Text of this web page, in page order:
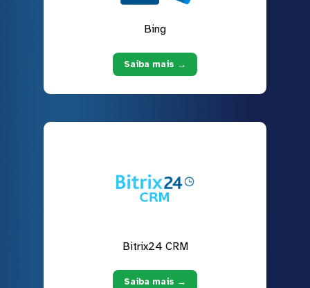
Bing
Saiba mais →
Bitrix24 CRM
Saiba mais →